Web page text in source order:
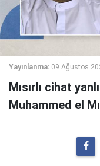
Yayınlanma: 09 Ağustos
Mısırlı cihat
Muhammed el